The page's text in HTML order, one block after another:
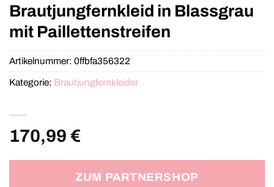
Brautjungfernkleid in Blassgrau
mit Paillettenstreifen
170,99 €
ZUM PARTNERSHOP
Artikelnummer: 0ffbfa356322
Kategorie: Brautjungfernkleider